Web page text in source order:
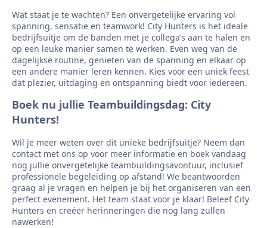
Wat staat je te wachten? Een onvergetelijke ervaring vol
spanning, sensatie en teamwork! City Hunters is het ideale
bedrijfsuitje om de banden met je collega’s aan te halen en
op een leuke manier samen te werken. Even weg van de
dagelijkse routine, genieten van de spanning en elkaar op
een andere manier leren kennen. Kies voor een uniek feest
dat plezier, uitdaging en ontspanning biedt voor iedereen.
Boek nu jullie Teambuildingsdag: City
Hunters!
Wil je meer weten over dit unieke bedrijfsuitje? Neem dan
contact met ons op voor meer informatie en boek vandaag
nog jullie onvergetelijke teambuildingsavontuur, inclusief
professionele begeleiding op afstand! We beantwoorden
graag al je vragen en helpen je bij het organiseren van een
perfect evenement. Het team staat voor je klaar! Beleef City
Hunters en creëer herinneringen die nog lang zullen
nawerken!